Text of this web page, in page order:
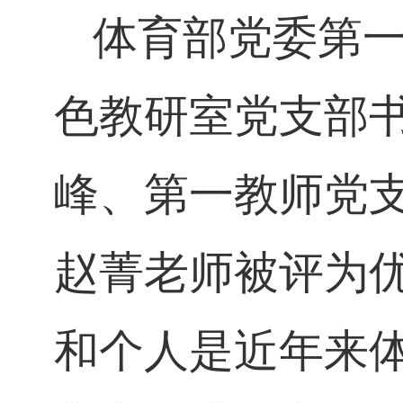
体育部党委第
色教研室党支部
峰、第一教师党
赵菁老师被评为
和个人是近年来